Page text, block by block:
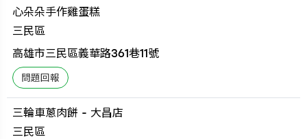
心朵朵手作雞蛋糕
三民區
高雄市三民區義華路361巷11號
三輪車蔥肉餅 - 大昌店
三民區